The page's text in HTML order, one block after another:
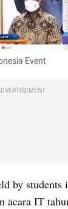
Event
by students
acara IT